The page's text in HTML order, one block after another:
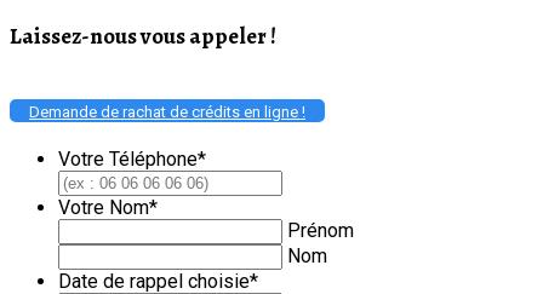
Laissez-nous vous appeler !
Demande de rachat de crédits en ligne !
Votre Téléphone*
Votre Nom*
Prénom
Nom
Date de rappel choisie*